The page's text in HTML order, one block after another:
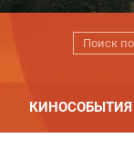
КИНОСОБЫТИЯ